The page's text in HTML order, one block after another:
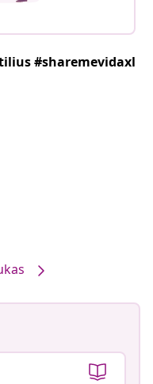
#sharemevidaxl